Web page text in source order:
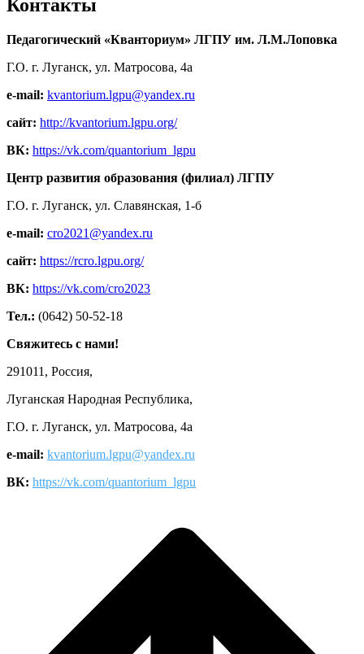
Контакты
Педагогический «Кванториум» ЛГПУ им. Л.М.Лоповка
Г.О. г. Луганск, ул. Матросова, 4а
e-mail: kvantorium.lgpu@yandex.ru
сайт: http://kvantorium.lgpu.org/
ВК: https://vk.com/quantorium_lgpu
Центр развития образования (филиал) ЛГПУ
Г.О. г. Луганск, ул. Славянская, 1-б
e-mail: cro2021@yandex.ru
сайт: https://rcro.lgpu.org/
ВК: https://vk.com/cro2023
Тел.: (0642) 50-52-18
Свяжитесь с нами!
291011, Россия,
Луганская Народная Республика,
Г.О. г. Луганск, ул. Матросова, 4а
e-mail: kvantorium.lgpu@yandex.ru
ВК: https://vk.com/quantorium_lgpu